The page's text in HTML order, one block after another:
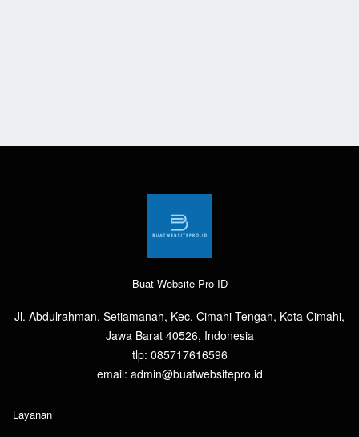
Buat Website Pro ID
Jl. Abdulrahman, Setiamanah, Kec. Cimahi Tengah, Kota Cimahi,
Jawa Barat 40526, Indonesia
tlp: 085717616596
email: admin@buatwebsitepro.id
Layanan